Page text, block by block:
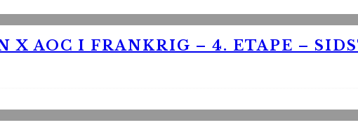
X AOC I FRANKRIG – 4. ETAPE –